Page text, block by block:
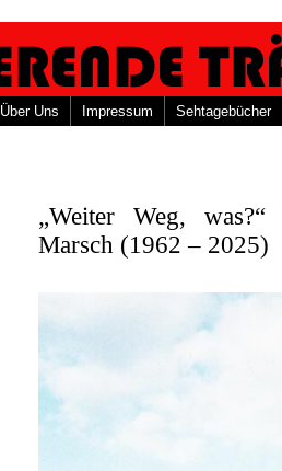
Über Uns Impressum Sehtagebücher
„Weiter Weg,
Marsch (1962 – 2025)